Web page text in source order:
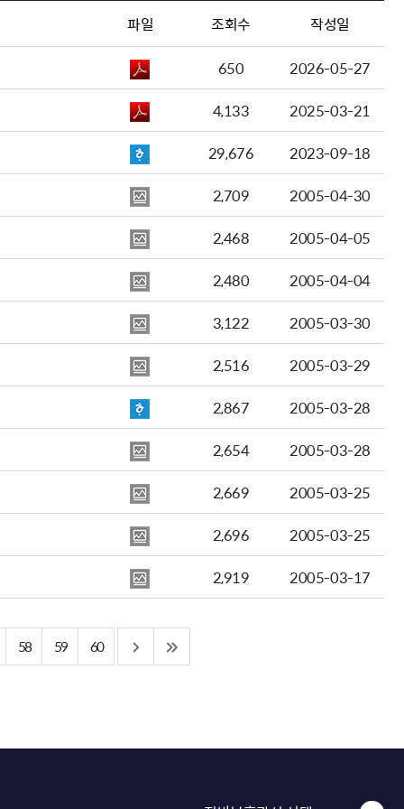
파일 조회수 작성일
650
2026-05-27
4,133
2025-03-21
29,676
2023-09-18
2,709
2005-04-30
2,468
2005-04-05
2,480
2005-04-04
3,122
2005-03-30
2,516
2005-03-29
2,867
2005-03-28
2,654
2005-03-28
2,669
2005-03-25
2,696
2005-03-25
2,919
2005-03-17
58 59 60